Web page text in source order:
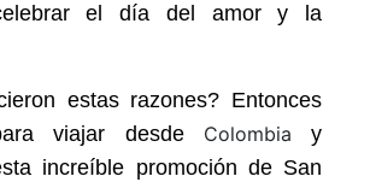
el día del amor y la
estas razones? Entonces
viajar desde Colombiay
increíble promoción de San